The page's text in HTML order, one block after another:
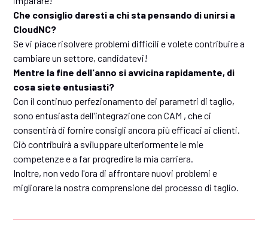
Che consiglio daresti a chi sta pensando di unirsi a
CloudNC?
Se vi piace risolvere problemi difficili e volete contribuire a
cambiare un settore, candidatevi!
Mentre la fine dell'anno si avvicina rapidamente, di
cosa siete entusiasti?
Con il continuo perfezionamento dei parametri di taglio,
sono entusiasta dell'integrazione con CAM , che ci
consentirà di fornire consigli ancora più efficaci ai clienti.
Ciò contribuirà a sviluppare ulteriormente le mie
competenze e a far progredire la mia carriera.
Inoltre, non vedo l'ora di affrontare nuovi problemi e
migliorare la nostra comprensione del processo di taglio.